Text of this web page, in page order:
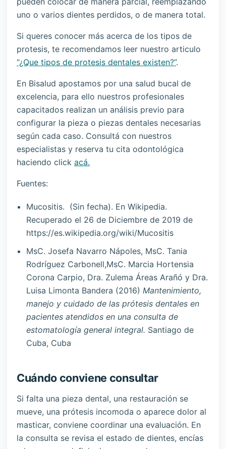
uno o varios dientes perdidos, o de manera total.
Si queres conocer más acerca de los tipos de
protesis, te recomendamos leer nuestro articulo
“¿Que tipos de protesis dentales existen?”.
En Bisalud apostamos por una salud bucal de
excelencia, para ello nuestros profesionales
capacitados realizan un análisis previo para
configurar la pieza o piezas dentales necesarias
según cada caso. Consultá con nuestros
especialistas y reserva tu cita odontológica
haciendo click acá.
Fuentes:
Mucositis. (Sin fecha). En Wikipedia.
Recuperado el 26 de Diciembre de 2019 de
https://es.wikipedia.org/wiki/Mucositis
MsC. Josefa Navarro Nápoles, MsC. Tania
Rodríguez Carbonell,MsC. Marcia Hortensia
Corona Carpio, Dra. Zulema Áreas Arañó y Dra.
Luisa Limonta Bandera (2016) Mantenimiento,
manejo y cuidado de las prótesis dentales en
pacientes atendidos en una consulta de
estomatología general integral. Santiago de
Cuba, Cuba
Cuándo conviene consultar
Si falta una pieza dental, una restauración se
mueve, una prótesis incomoda o aparece dolor al
masticar, conviene coordinar una evaluación. En
la consulta se revisa el estado de dientes, encías